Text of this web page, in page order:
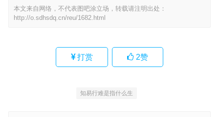
本文来自网络，不代表图吧涂立场，转载请注明出处：
http://o.sdhsdq.cn/reu/1682.html
打赏 2赞
知易行难是指什么生